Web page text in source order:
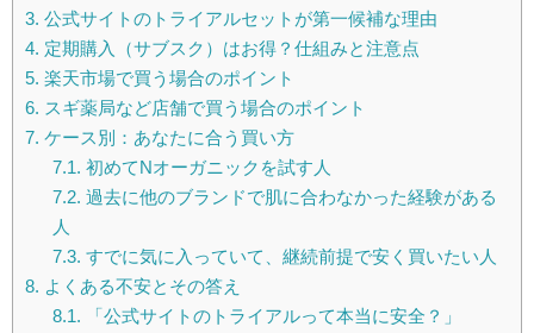
3. 公式サイトのトライアルセットが第一候補な理由
4. 定期購入（サブスク）はお得？仕組みと注意点
5. 楽天市場で買う場合のポイント
6. スギ薬局など店舗で買う場合のポイント
7. ケース別：あなたに合う買い方
7.1. 初めてNオーガニックを試す人
7.2. 過去に他のブランドで肌に合わなかった経験がある
人
7.3. すでに気に入っていて、継続前提で安く買いたい人
8. よくある不安とその答え
8.1. 「公式サイトのトライアルって本当に安全？」